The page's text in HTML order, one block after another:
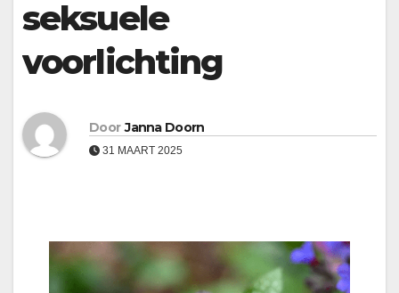
seksuele
voorlichting
Door Janna Doorn
31 MAART 2025